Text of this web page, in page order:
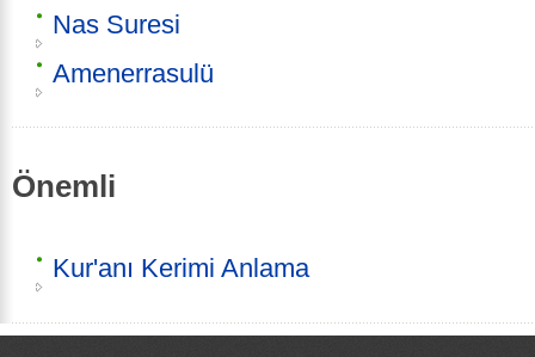
Nas Suresi
Amenerrasulü
Önemli
Kur'anı Kerimi Anlama